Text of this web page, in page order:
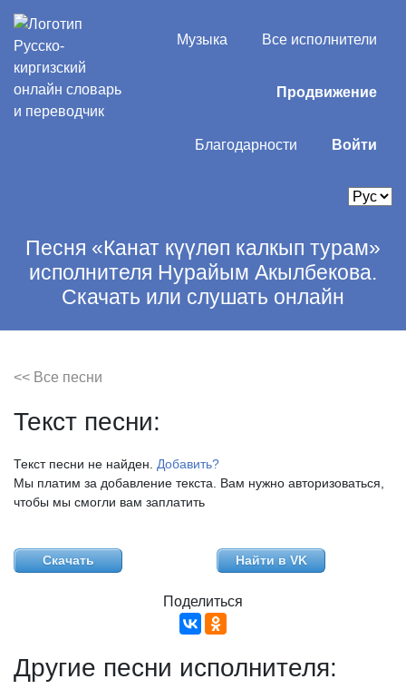
Музыка Все исполнители
Продвижение
Благодарности Войти
Песня «Канат күүлөп калкып турам»
исполнителя Нурайым Акылбекова.
Скачать или слушать онлайн
<< Все песни
Текст песни:
Текст песни не найден. Добавить?
Мы платим за добавление текста. Вам нужно авторизоваться,
чтобы мы смогли вам заплатить
Скачать Найти в VK
Поделиться
Другие песни исполнителя: